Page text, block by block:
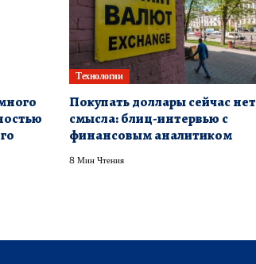
Технологии
Покупать доллары сейчас нет
смысла: блиц-интервью с
финансовым аналитиком
8 Мин Чтения